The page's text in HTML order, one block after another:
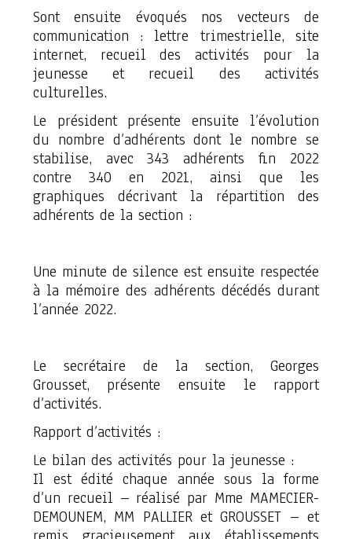
Sont ensuite évoqués nos vecteurs de
communication : lettre trimestrielle, site
internet, recueil des activités pour la
jeunesse et recueil des activités
culturelles.
Le président présente ensuite l’évolution
du nombre d’adhérents dont le nombre se
stabilise, avec 343 adhérents fin 2022
contre 340 en 2021, ainsi que les
graphiques décrivant la répartition des
adhérents de la section :
Une minute de silence est ensuite respectée
à la mémoire des adhérents décédés durant
l’année 2022.
Le secrétaire de la section, Georges
Grousset, présente ensuite le rapport
d’activités.
Rapport d’activités :
Le bilan des activités pour la jeunesse :
Il est édité chaque année sous la forme
d’un recueil – réalisé par Mme MAMECIER-
DEMOUNEM, MM PALLIER et GROUSSET – et